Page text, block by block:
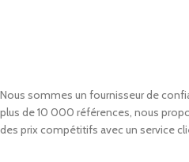
Nous sommes un fournisseur de
plus de 10 000 références, nous
des prix compétitifs avec un service